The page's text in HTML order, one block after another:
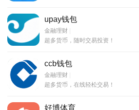
upay钱包
金融理财 |
超多货币，随时交易投资！
ccb钱包
金融理财 |
超多货币，在线轻松交易！
好博体育